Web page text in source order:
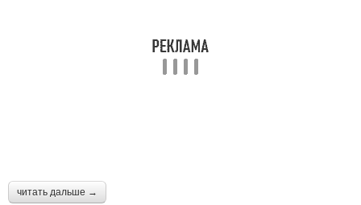
читать дальше →